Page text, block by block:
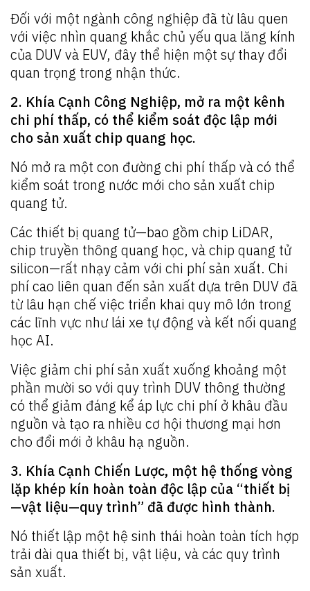
Đối với một ngành công nghiệp đã từ lâu quen
với việc nhìn quang khắc chủ yếu qua lăng kính
của DUV và EUV, đây thể hiện một sự thay đổi
quan trọng trong nhận thức.
2. Khía Cạnh Công Nghiệp, mở ra một kênh
chi phí thấp, có thể kiểm soát độc lập mới
cho sản xuất chip quang học.
Nó mở ra một con đường chi phí thấp và có thể
kiểm soát trong nước mới cho sản xuất chip
quang tử.
Các thiết bị quang tử—bao gồm chip LiDAR,
chip truyền thông quang học, và chip quang tử
silicon—rất nhạy cảm với chi phí sản xuất. Chi
phí cao liên quan đến sản xuất dựa trên DUV đã
từ lâu hạn chế việc triển khai quy mô lớn trong
các lĩnh vực như lái xe tự động và kết nối quang
học AI.
Việc giảm chi phí sản xuất xuống khoảng một
phần mười so với quy trình DUV thông thường
có thể giảm đáng kể áp lực chi phí ở khâu đầu
nguồn và tạo ra nhiều cơ hội thương mại hơn
cho đổi mới ở khâu hạ nguồn.
3. Khía Cạnh Chiến Lược, một hệ thống vòng
lặp khép kín hoàn toàn độc lập của “thiết bị
—vật liệu—quy trình” đã được hình thành.
Nó thiết lập một hệ sinh thái hoàn toàn tích hợp
trải dài qua thiết bị, vật liệu, và các quy trình
sản xuất.